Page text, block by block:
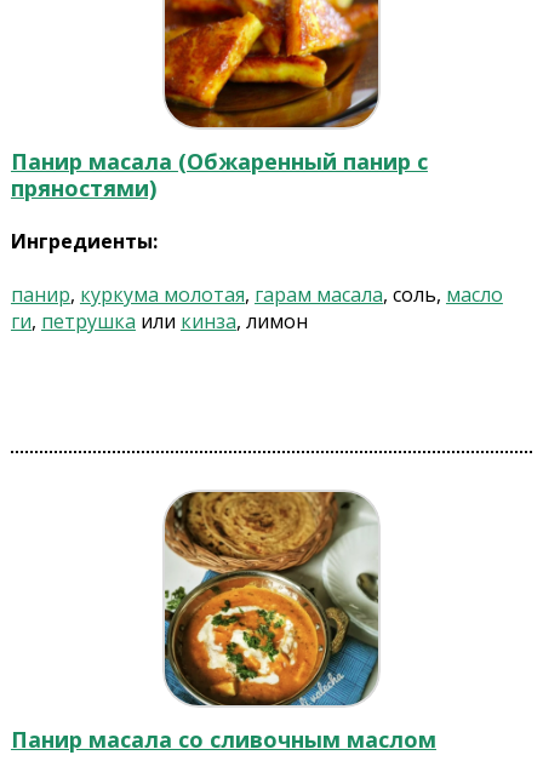
Панир масала (Обжаренный панир с
пряностями)
Ингредиенты:
панир, куркума молотая, гарам масала, соль, масло
ги, петрушка или кинза, лимон
Панир масала со сливочным маслом